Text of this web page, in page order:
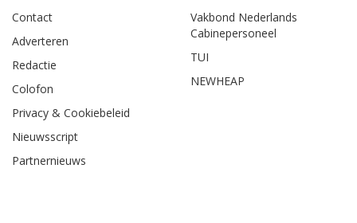
Contact
Adverteren
Redactie
Colofon
Privacy & Cookiebeleid
Nieuwsscript
Partnernieuws
Vakbond Nederlands
Cabinepersoneel
TUI
NEWHEAP